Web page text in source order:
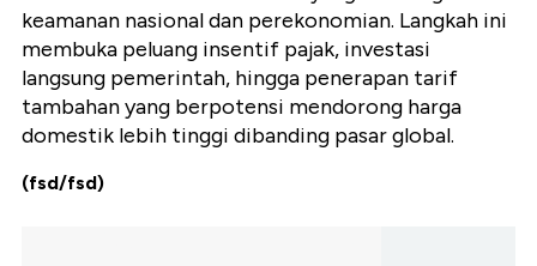
keamanan nasional dan perekonomian. Langkah ini
membuka peluang insentif pajak, investasi
langsung pemerintah, hingga penerapan tarif
tambahan yang berpotensi mendorong harga
domestik lebih tinggi dibanding pasar global.
(fsd/fsd)